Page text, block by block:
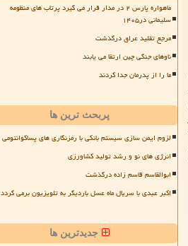
ماهواره پارس ۲ در مدار قرار می گیرد پرتاب های منظومه
سلیمانی در۱۴۰۵
مرجع تقلید عراق درگذشت
ناوهای جنگی چین ارتقا می یابند
ما را از پدرمان جدا کردند
پربحث ترین ها
لزوم ایمن سازی سیستم بانکی با رمزنگاری های پساکوانتومی
انرژی های نو و رشد تولید کشاورزی
ابوالقاسم قاسم زاده درگذشت
اکبر عبدی با سریال ماه عسل باردیگر به تلویزیون برمی گردد
جدیدترین ها